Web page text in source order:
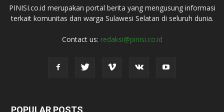
PINISI.co.id merupakan portal berita yang mengusung informasi
terkait komunitas dan warga Sulawesi Selatan di seluruh dunia.
Contact us: redaksi@pinisi.co.id